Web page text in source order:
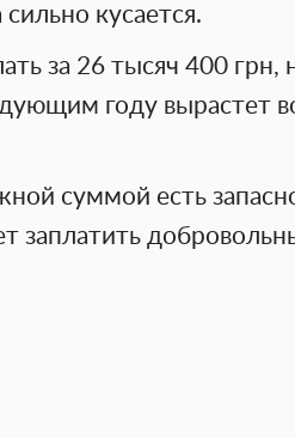
кусается.
за 26 тысяч 400 грн,
году вырастет
суммой есть
заплатить